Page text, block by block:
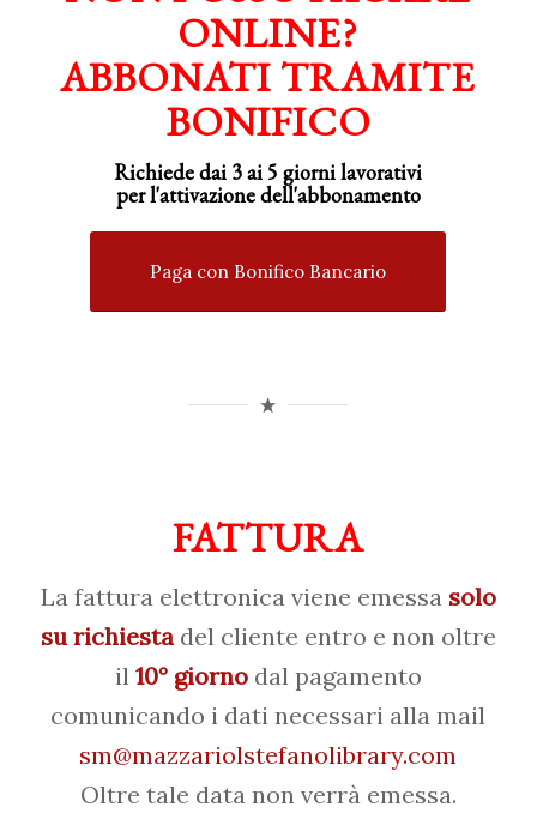
ONLINE?
ABBONATI TRAMITE
BONIFICO
Richiede dai 3 ai 5 giorni lavorativi
perl'attivazionedell'abbonamento
Paga con Bonifico Bancario
FATTURA
La fattura elettronica viene emessasolo
su richiestadel cliente entro e non oltre
il 10° giornodal pagamento
comunicando i dati necessari alla mail
sm@mazzariolstefanolibrary.com
Oltre tale data non verrà emessa.